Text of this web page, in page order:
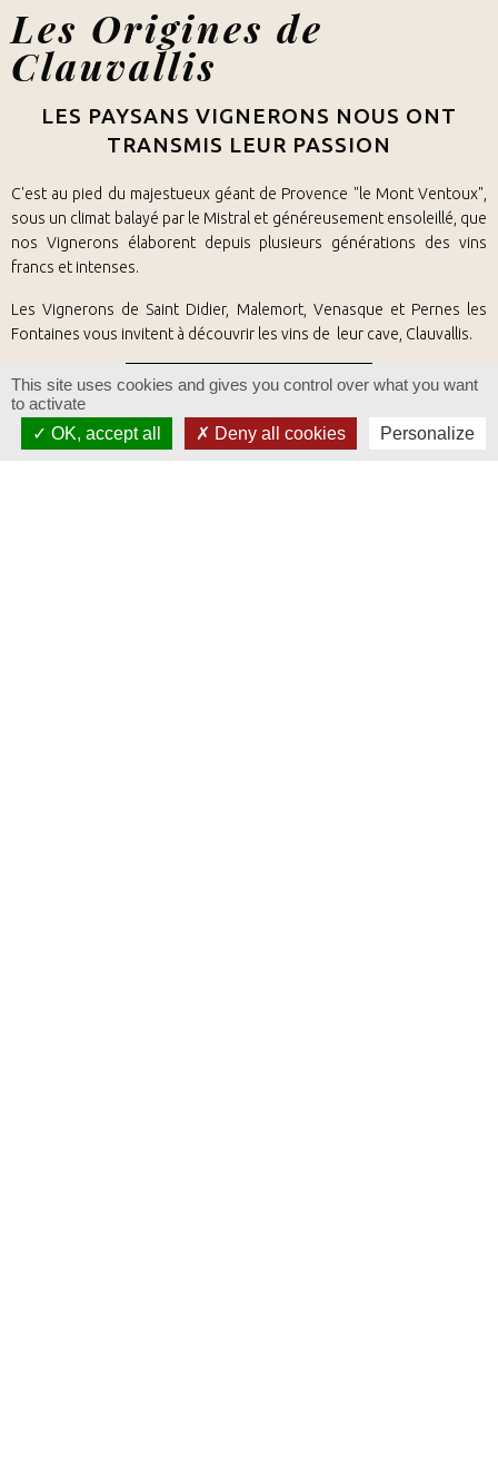
Les Origines de
Clauvallis
LES PAYSANS VIGNERONS NOUS ONT
TRANSMIS LEUR PASSION
C'est au pied du majestueux géant de Provence "le Mont Ventoux",
sous un climat balayé par le Mistral et généreusement ensoleillé, que
nos Vignerons élaborent depuis plusieurs générations des vins
francs et intenses.
Les Vignerons de Saint Didier, Malemort, Venasque et Pernes les
Fontaines vous invitent à découvrir les vins de leur cave, Clauvallis.
DÉCOUVRIR CLAUVALLIS
This site uses cookies and gives you control over what you want
to activate
OK, accept all
Deny all cookies Personalize